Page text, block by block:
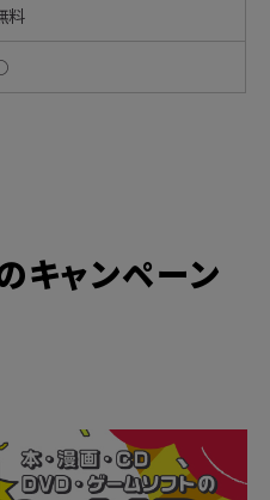
料
キャンペーン